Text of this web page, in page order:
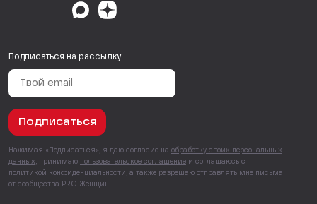
Подписаться на рассылку
Подписаться
Нажимая «Подписаться», я даю согласие на обработку своих персональных
данных , принимаю пользовательское соглашение и соглашаюсь с
политикой конфиденциальности , а также разрешаю отправлять мне письма
от сообщества PRO Женщин.